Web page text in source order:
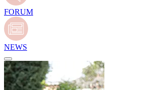
FORUM
NEWS